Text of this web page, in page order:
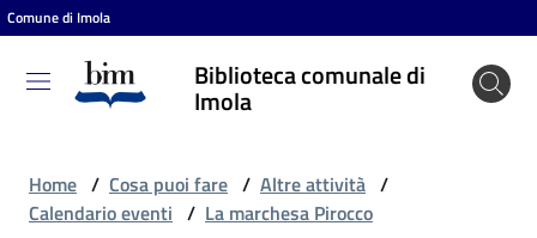
Vai al contenuto
Vai alla navigazione
Vai al footer
Comune di Imola
Biblioteca comunale di
Imola
Biblioteca
comunale
Home / Cosa puoi fare / Altre attività /
Calendario eventi / La marchesa Pirocco